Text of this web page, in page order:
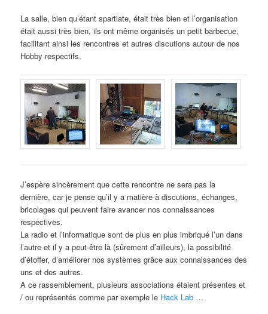
La salle, bien qu’étant spartiate, était très bien et l’organisation
était aussi très bien, ils ont même organisés un petit barbecue,
facilitant ainsi les rencontres et autres discutions autour de nos
Hobby respectifs.
J’espère sincèrement que cette rencontre ne sera pas la
dernière, car je pense qu’il y a matière à discutions, échanges,
bricolages qui peuvent faire avancer nos connaissances
respectives.
La radio et l’informatique sont de plus en plus imbriqué l’un dans
l’autre et il y a peut-être là (sûrement d’ailleurs), la possibilité
d’étoffer, d’améliorer nos systèmes grâce aux connaissances des
uns et des autres.
A ce rassemblement, plusieurs associations étaient présentes et
/ ou représentés comme par exemple le Hack Lab …